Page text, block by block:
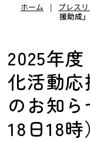
ホーム | プレス
援助成
2025年
化活動
のお知
18日18時）